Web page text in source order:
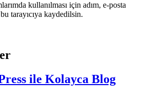
kullanılması için adım, e-posta
tarayıcıya kaydedilsin.
ile Kolayca Blog